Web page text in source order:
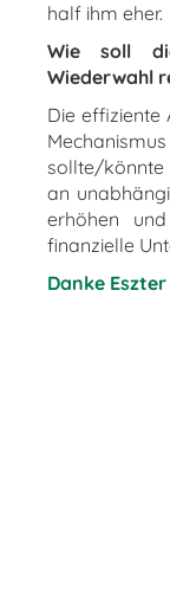
half ihm eher.
Wie soll
Wiederwahl
Die effiziente
sollte/könnte
an
erhöhen
finanzielle
Danke